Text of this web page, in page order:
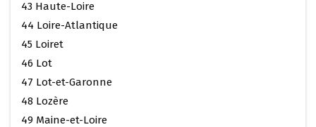
43 Haute-Loire
44 Loire-Atlantique
45 Loiret
46 Lot
47 Lot-et-Garonne
48 Lozère
49 Maine-et-Loire